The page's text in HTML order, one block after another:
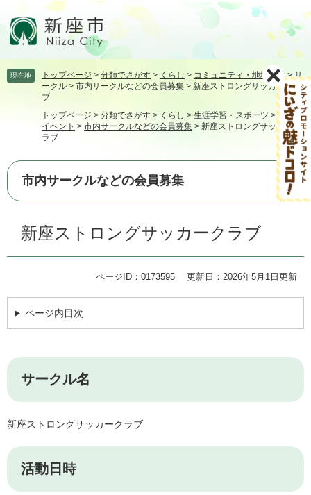
頭飛
へ
現在地 トップページ > 分類でさがす > くらし > コミュニティ・地域活動 >サ
ークル > 市内サークルなどの会員募集 > 新座ストロングサッカークラ
ブ
トップページ > 分類でさがす > くらし > 生涯学習・スポーツ >講座・
イベント > 市内サークルなどの会員募集 > 新座ストロングサッカーク
ラブ
市内サークルなどの会員募集
新座ストロングサッカークラブ
ページID：0173595 更新日：2026年5月1日更新
ページ内目次
サークル名
新座ストロングサッカークラブ
活動日時